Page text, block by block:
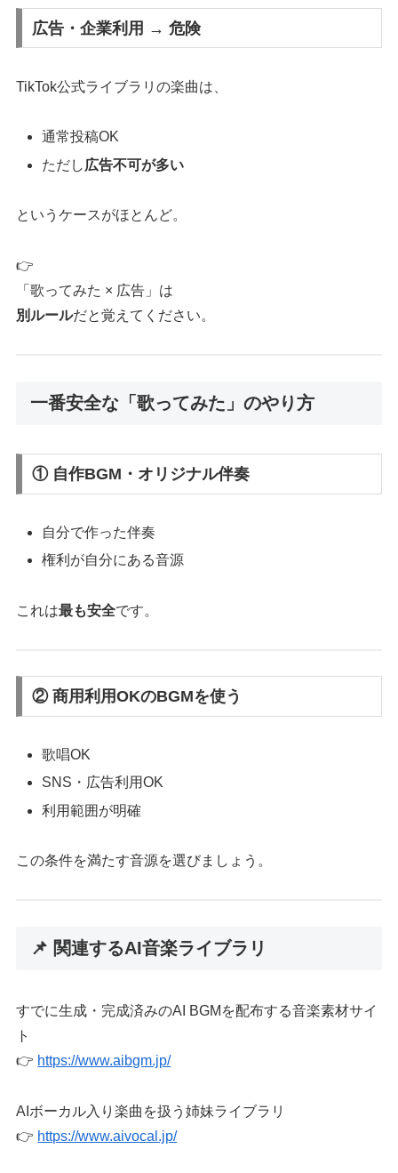
広告・企業利用 → 危険
TikTok公式ライブラリの楽曲は、
通常投稿OK
ただし広告不可が多い
というケースがほとんど。
👉
「歌ってみた × 広告」は
別ルールだと覚えてください。
一番安全な「歌ってみた」のやり方
① 自作BGM・オリジナル伴奏
自分で作った伴奏
権利が自分にある音源
これは最も安全です。
② 商用利用OKのBGMを使う
歌唱OK
SNS・広告利用OK
利用範囲が明確
この条件を満たす音源を選びましょう。
📌 関連するAI音楽ライブラリ
すでに生成・完成済みのAI BGMを配布する音楽素材サイ
ト
👉 https://www.aibgm.jp/
AIボーカル入り楽曲を扱う姉妹ライブラリ
👉 https://www.aivocal.jp/